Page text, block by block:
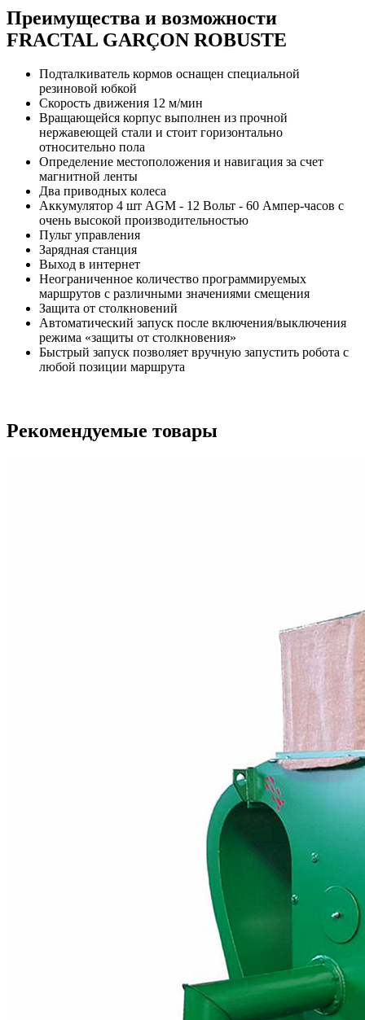
Преимущества и возможности
FRACTAL GARÇON ROBUSTE
Подталкиватель кормов оснащен специальной
резиновой юбкой
Скорость движения 12 м/мин
Вращающейся корпус выполнен из прочной
нержавеющей стали и стоит горизонтально
относительно пола
Определение местоположения и навигация за счет
магнитной ленты
Два приводных колеса
Аккумулятор 4 шт AGM - 12 Вольт - 60 Ампер-часов с
очень высокой производительностью
Пульт управления
Зарядная станция
Выход в интернет
Неограниченное количество программируемых
маршрутов с различными значениями смещения
Защита от столкновений
Автоматический запуск после включения/выключения
режима «защиты от столкновения»
Быстрый запуск позволяет вручную запустить робота с
любой позиции маршрута
Рекомендуемые товары